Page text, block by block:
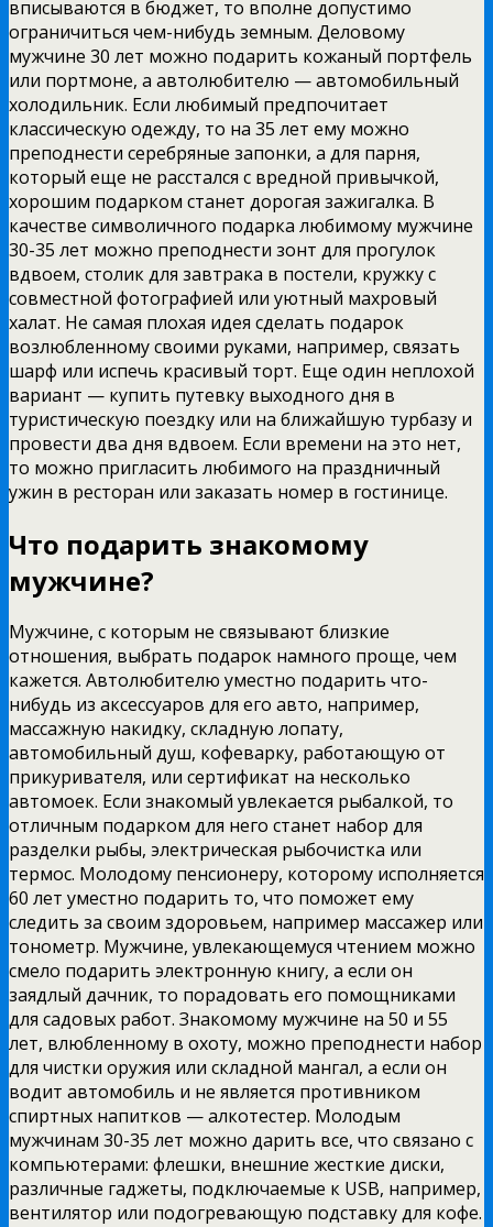
вписываются в бюджет, то вполне допустимо
ограничиться чем-нибудь земным. Деловому
мужчине 30 лет можно подарить кожаный портфель
или портмоне, а автолюбителю — автомобильный
холодильник. Если любимый предпочитает
классическую одежду, то на 35 лет ему можно
преподнести серебряные запонки, а для парня,
который еще не расстался с вредной привычкой,
хорошим подарком станет дорогая зажигалка. В
качестве символичного подарка любимому мужчине
30-35 лет можно преподнести зонт для прогулок
вдвоем, столик для завтрака в постели, кружку с
совместной фотографией или уютный махровый
халат. Не самая плохая идея сделать подарок
возлюбленному своими руками, например, связать
шарф или испечь красивый торт. Еще один неплохой
вариант — купить путевку выходного дня в
туристическую поездку или на ближайшую турбазу и
провести два дня вдвоем. Если времени на это нет,
то можно пригласить любимого на праздничный
ужин в ресторан или заказать номер в гостинице.
Что подарить знакомому
мужчине?
Мужчине, с которым не связывают близкие
отношения, выбрать подарок намного проще, чем
кажется. Автолюбителю уместно подарить что-
нибудь из аксессуаров для его авто, например,
массажную накидку, складную лопату,
автомобильный душ, кофеварку, работающую от
прикуривателя, или сертификат на несколько
автомоек. Если знакомый увлекается рыбалкой, то
отличным подарком для него станет набор для
разделки рыбы, электрическая рыбочистка или
термос. Молодому пенсионеру, которому исполняется
60 лет уместно подарить то, что поможет ему
следить за своим здоровьем, например массажер или
тонометр. Мужчине, увлекающемуся чтением можно
смело подарить электронную книгу, а если он
заядлый дачник, то порадовать его помощниками
для садовых работ. Знакомому мужчине на 50 и 55
лет, влюбленному в охоту, можно преподнести набор
для чистки оружия или складной мангал, а если он
водит автомобиль и не является противником
спиртных напитков — алкотестер. Молодым
мужчинам 30-35 лет можно дарить все, что связано с
компьютерами: флешки, внешние жесткие диски,
различные гаджеты, подключаемые к USB, например,
вентилятор или подогревающую подставку для кофе.